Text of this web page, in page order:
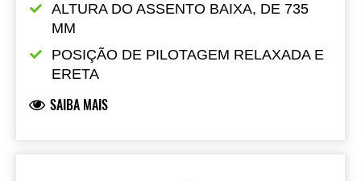
ALTURA DO ASSENTO BAIXA, DE 735
MM
POSIÇÃO DE PILOTAGEM RELAXADA E
ERETA
SAIBA MAIS